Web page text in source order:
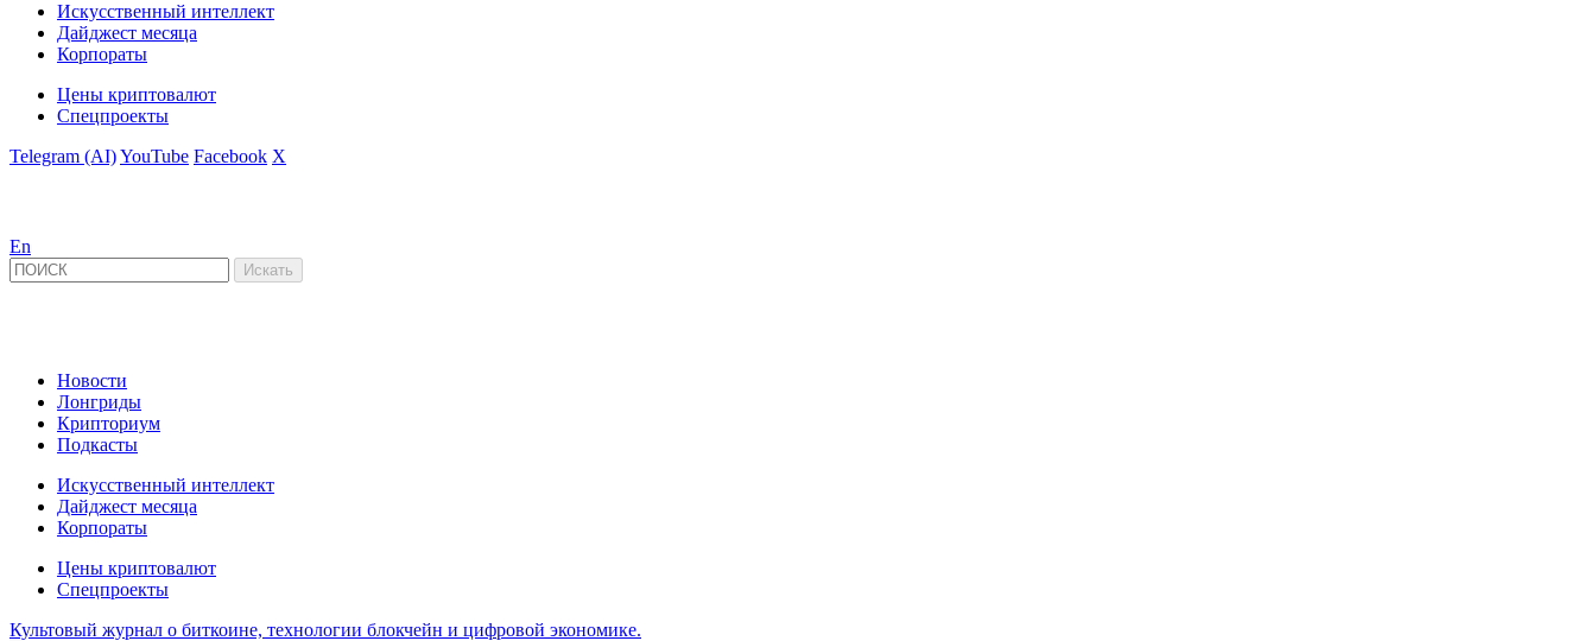
Искусственный интеллект
Дайджест месяца
Корпораты
Цены криптовалют
Спецпроекты
Telegram (AI)YouTube Facebook X
En
Новости
Лонгриды
Крипториум
Подкасты
Искусственный интеллект
Дайджест месяца
Корпораты
Цены криптовалют
Спецпроекты
Культовый журнал о биткоине, технологии блокчейн и цифровой экономике.